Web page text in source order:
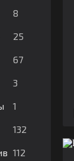
8
25
67
3
1
132
112